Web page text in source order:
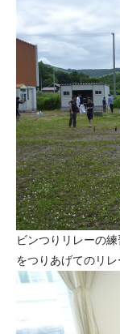
ビンつりリレーの
をつりあげてのリレ